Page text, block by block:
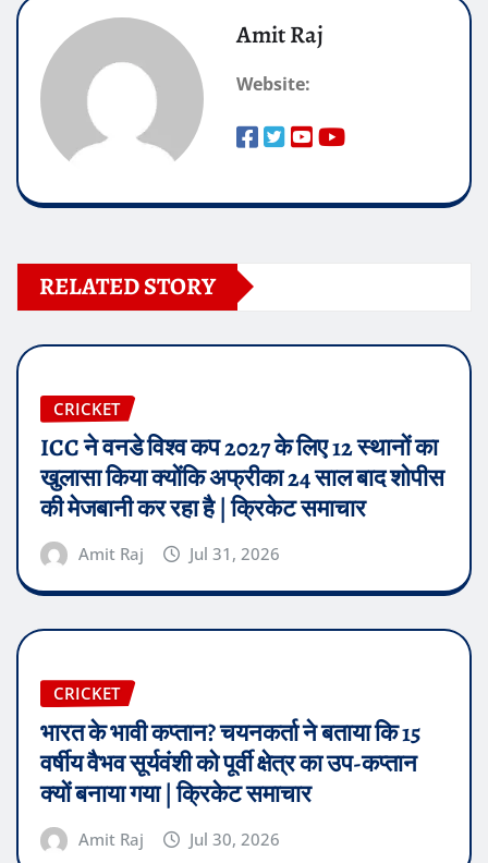
Amit Raj
Website:
RELATED STORY
CRICKET
ICC ने वनडे विश्व कप 2027 के लिए 12 स्थानों का
खुलासा किया क्योंकि अफ्रीका 24 साल बाद शोपीस
की मेजबानी कर रहा है | क्रिकेट समाचार
Amit Raj Jul 31, 2026
CRICKET
भारत के भावी कप्तान? चयनकर्ता ने बताया कि 15
वर्षीय वैभव सूर्यवंशी को पूर्वी क्षेत्र का उप-कप्तान
क्यों बनाया गया | क्रिकेट समाचार
Amit Raj Jul 30, 2026